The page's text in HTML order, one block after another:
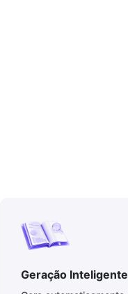
Geração